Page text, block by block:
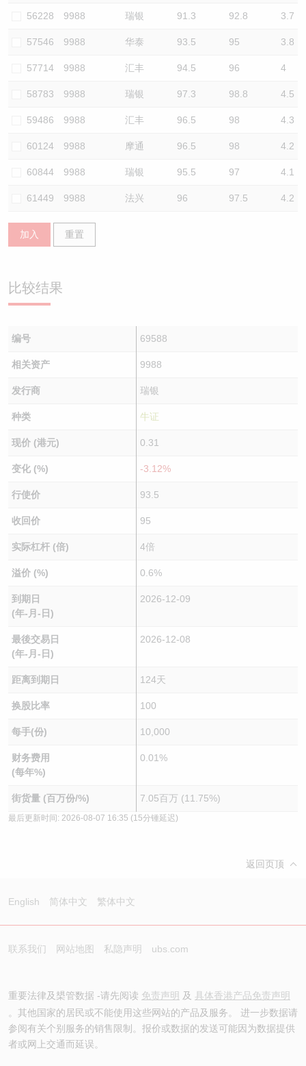
56228 9988 瑞银 91.3 92.8 3.7
57546 9988 华泰 93.5 95 3.8
57714 9988 汇丰 94.5 96 4
58783 9988 瑞银 97.3 98.8 4.5
59486 9988 汇丰 96.5 98 4.3
60124 9988 摩通 96.5 98 4.2
60844 9988 瑞银 95.5 97 4.1
61449 9988 法兴 96 97.5 4.2
加入 重置
比较结果
编号 69588
相关资产 9988
发行商 瑞银
种类 牛证
现价 (港元) 0.31
变化 (%) -3.12%
行使价 93.5
收回价 95
实际杠杆 (倍) 4倍
溢价 (%) 0.6%
到期日
(年-月-日)
2026-12-09
最後交易日
(年-月-日)
2026-12-08
距离到期日 124天
换股比率 100
每手(份) 10,000
财务费用
(每年%)
0.01%
街货量 (百万份/%) 7.05百万 (11.75%)
最后更新时间: 2026-08-07 16:35 (15分锺延迟)
返回页顶
English 简体中文 繁体中文
联系我们 网站地图 私隐声明 ubs.com
重要法律及槼管数据 -请先阅读 免责声明 及 具体香港产品免责声明
。其他国家的居民或不能使用这些网站的产品及服务。 进一步数据请
参阅有关个别服务的销售限制。报价或数据的发送可能因为数据提供
者或网上交通而延误。